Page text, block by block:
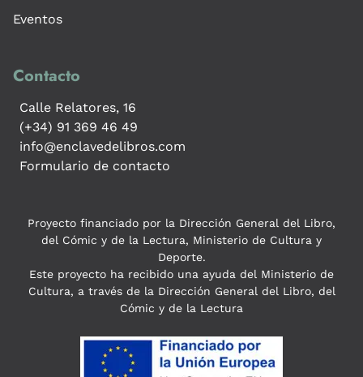
Eventos
Contacto
Calle Relatores, 16
(+34) 91 369 46 49
info@enclavedelibros.com
Formulario de contacto
Proyecto financiado por la Dirección General del Libro,
del Cómic y de la Lectura, Ministerio de Cultura y
Deporte.
Este proyecto ha recibido una ayuda del Ministerio de
Cultura, a través de la Dirección General del Libro, del
Cómic y de la Lectura